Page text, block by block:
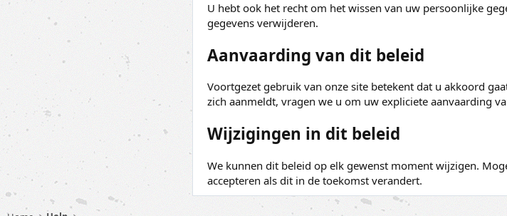
U hebt ook het recht om het wissen van uw persoonlijke
gegevens verwijderen.
Aanvaarding van dit beleid
Voortgezet gebruik van onze site betekent dat u akkoord
zich aanmeldt, vragen we u om uw expliciete aanvaarding
Wijzigingen in dit beleid
We kunnen dit beleid op elk gewenst moment wijzigen.
accepteren als dit in de toekomst verandert.